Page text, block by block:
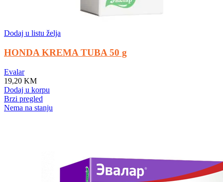
Dodaj u listu želja
HONDA KREMA TUBA 50 g
Evalar
19,20 KM
Dodaj u korpu
Brzi pregled
Nema na stanju